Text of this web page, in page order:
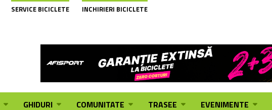
SERVICE BICICLETE INCHIRIERI BICICLETE
GHIDURI COMUNITATE TRASEE EVENIMENTE